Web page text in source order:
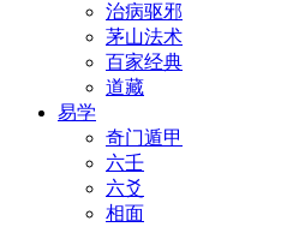
治病驱邪
茅山法术
百家经典
道藏
易学
奇门遁甲
六壬
六爻
相面